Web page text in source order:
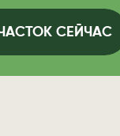
СЕЙЧАС